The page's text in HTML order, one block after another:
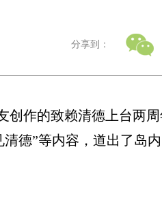
分享到：
作的致赖清德上台两周
德”等内容，道出了岛